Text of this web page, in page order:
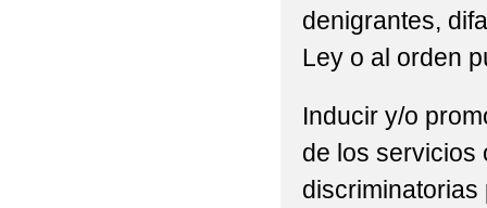
denigrantes,
Ley o al orden
Inducir y/o
de los servicios